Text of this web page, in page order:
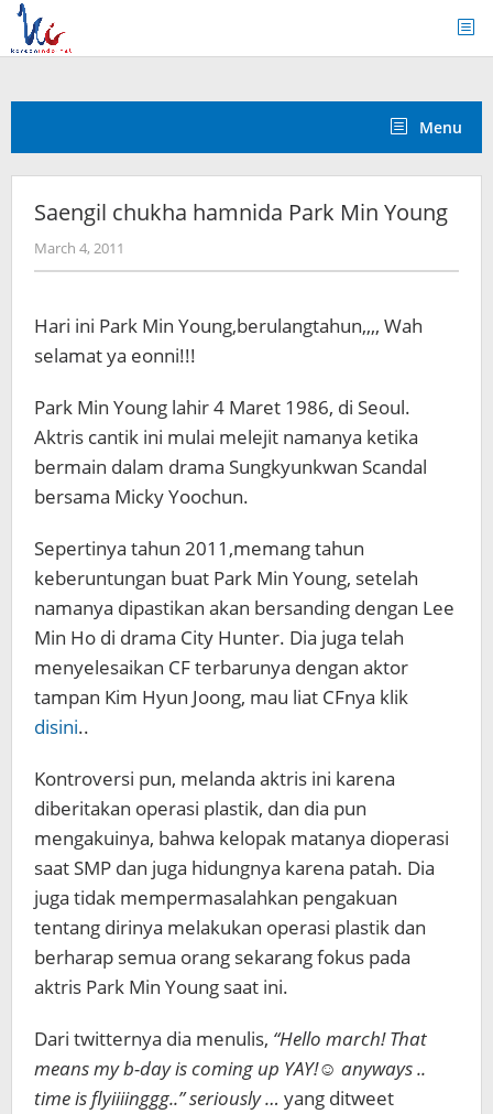
Skip
content
Menu
Saengil chukha hamnida Park Min Young
March 4, 2011
Koreanindo
Hari ini Park Min Young,berulangtahun,,,, Wah
selamat ya eonni!!!
Park Min Young lahir 4 Maret 1986, di Seoul.
Aktris cantik ini mulai melejit namanya ketika
bermain dalam drama Sungkyunkwan Scandal
bersama Micky Yoochun.
Sepertinya tahun 2011,memang tahun
keberuntungan buat Park Min Young, setelah
namanya dipastikan akan bersanding dengan Lee
Min Ho di drama City Hunter. Dia juga telah
menyelesaikan CF terbarunya dengan aktor
tampan Kim Hyun Joong, mau liat CFnya klik
disini..
Kontroversi pun, melanda aktris ini karena
diberitakan operasi plastik, dan dia pun
mengakuinya, bahwa kelopak matanya dioperasi
saat SMP dan juga hidungnya karena patah. Dia
juga tidak mempermasalahkan pengakuan
tentang dirinya melakukan operasi plastik dan
berharap semua orang sekarang fokus pada
aktris Park Min Young saat ini.
Dari twitternya dia menulis, “Hello march! That
means my b-day is coming up YAY!☺ anyways ..
time is flyiiiinggg..” seriously … yang ditweet